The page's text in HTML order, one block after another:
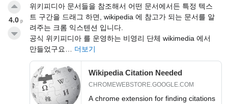
위키피디아 문서들을 참조해서 어떤 문서에서든 특정 텍스
트 구간을 드래그 하면, wikipedia 에 참고가 되는 문서를 알
려주는 크롬 익스텐션 입니다.
공식 위키피디아 를 운영하는 비영리 단체 wikimedia 에서
만들었구요… 더보기
Wikipedia Citation Needed
CHROMEWEBSTORE.GOOGLE.COM
A chrome extension for finding citations
4.0 p